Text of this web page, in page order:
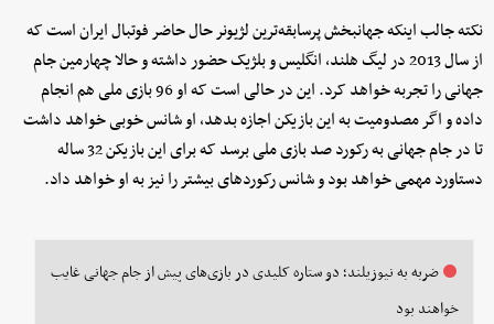
نکته جالب اینکه جهانبخش پرسابقه‌ترین لژیونر حال حاضر فوتبال ایران است که
از سال 2013 در لیگ هلند، انگلیس و بلژیک حضور داشته و حالا چهارمین جام
جهانی را تجربه خواهد کرد. این در حالی است که او 96 بازی ملی هم انجام
داده و اگر مصدومیت به این بازیکن اجازه بدهد، او شانس خوبی خواهد داشت
تا در جام جهانی به رکورد صد بازی ملی برسد که برای این بازیکن 32 ساله
دستاورد مهمی خواهد بود و شانس رکوردهای بیشتر را نیز به او خواهد داد.
ضربه به نیوزیلند؛ دو ستاره کلیدی در بازی‌های پیش از جام جهانی غایب
خواهند بود